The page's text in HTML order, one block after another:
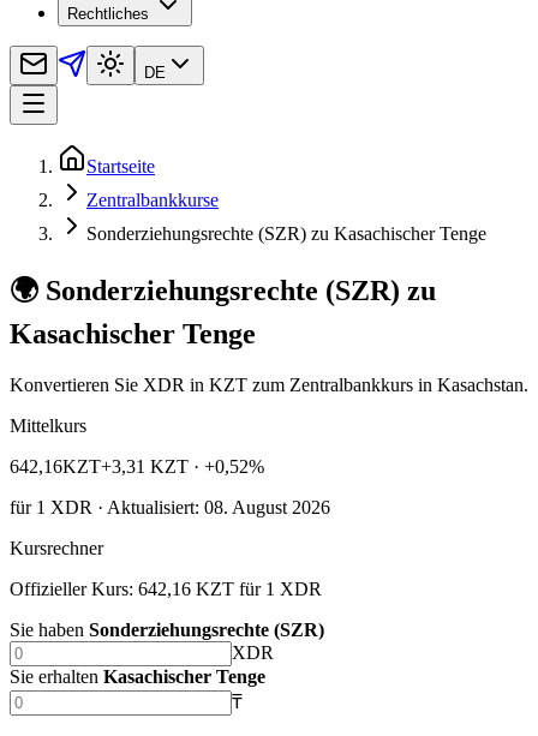
Rechtliches
DE
Startseite
Zentralbankkurse
Sonderziehungsrechte (SZR) zu Kasachischer Tenge
🌍 Sonderziehungsrechte (SZR) zu
Kasachischer Tenge
Konvertieren Sie XDR in KZT zum Zentralbankkurs in Kasachstan.
Mittelkurs
642,16KZT+3,31 KZT · +0,52%
für1 XDR · Aktualisiert: 08. August 2026
Kursrechner
Offizieller Kurs: 642,16 KZT für 1 XDR
Sie haben Sonderziehungsrechte (SZR)
XDR
Sie erhalten Kasachischer Tenge
₸